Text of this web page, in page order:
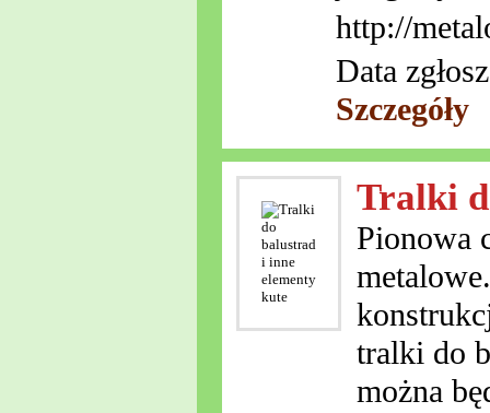
http://
Data
Szczegóły
Tralki
Pionowa
tralki do
można